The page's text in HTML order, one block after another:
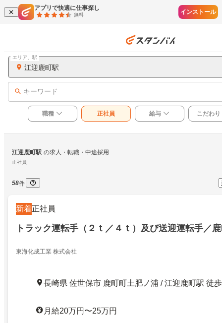
アプリで快適に仕事探し
無料 インストール
江迎鹿町駅
エリア、駅
キーワード
職種 正社員 給与 こだわり
江迎鹿町駅 の求人・転職・中途採用
正社員
58件
新着正社員
トラック運転手（２ｔ／４ｔ）及び送迎運転手／
東海化成工業 株式会社
長崎県 佐世保市 鹿町町土肥ノ浦 / 江迎鹿町駅 徒
月給20万円〜25万円